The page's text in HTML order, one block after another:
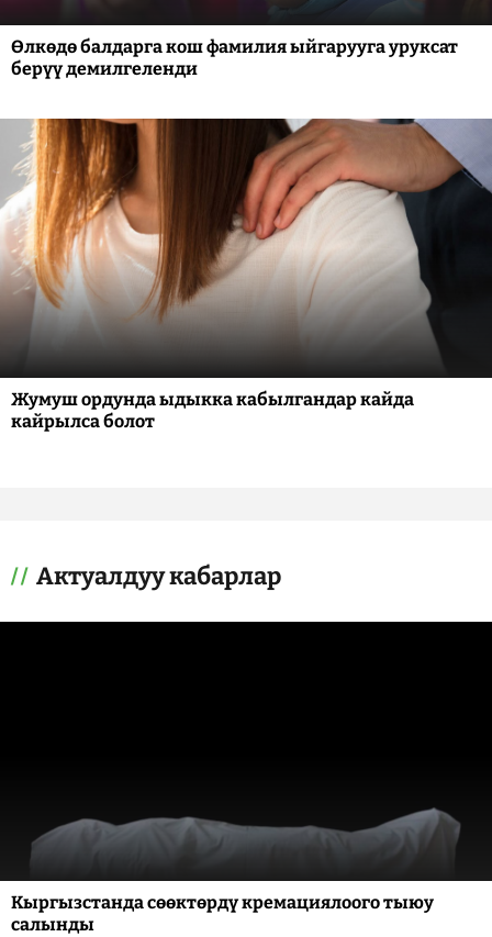
Өлкөдө балдарга кош фамилия ыйгарууга уруксат
берүү демилгеленди
Жумуш ордунда ыдыкка кабылгандар кайда
кайрылса болот
Актуалдуу кабарлар
Кыргызстанда сөөктөрдү кремациялоого тыюу
салынды